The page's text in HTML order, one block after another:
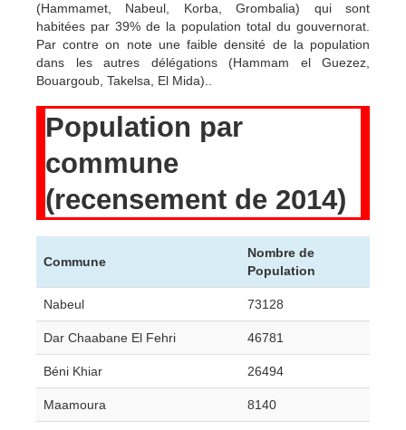
(Hammamet, Nabeul, Korba, Grombalia) qui sont
habitées par 39% de la population total du gouvernorat.
Par contre on note une faible densité de la population
dans les autres délégations (Hammam el Guezez,
Bouargoub, Takelsa, El Mida)..
Population par
commune
(recensement de 2014)
Commune
Nombre de
Population
Nabeul 73128
Dar Chaabane El Fehri 46781
Béni Khiar 26494
Maamoura 8140